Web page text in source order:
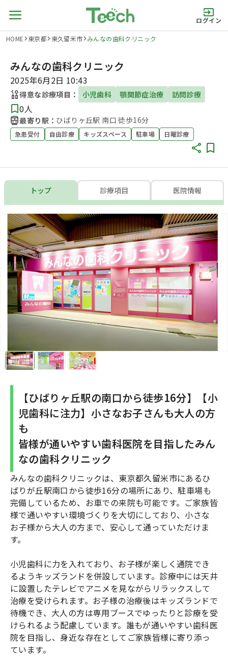
ログイン
HOME 東京都 東久留米市 みんなの歯科クリニック
みんなの歯科クリニック
2025年6月2日 10:43
得意な診療項目： 小児歯科 顎関節症治療 訪問診療
0人
最寄り駅： ひばりヶ丘駅 南口 徒歩16分
急患受付 自由診療 キッズスペース 駐車場 日曜診療
トップ 診療項目 医院情報
【ひばりヶ丘駅の南口から徒歩16分】【小
児歯科に注力】小さなお子さんも大人の方
も
皆様が通いやすい歯科医院を目指したみん
なの歯科クリニック
みんなの歯科クリニックは、東京都久留米市にあるひ
ばりが丘駅南口から徒歩16分の場所にあり、駐車場も
完備しているため、お車での来院も可能です。ご家族皆
様で通いやすい環境づくりを大切にしており、小さな
お子様から大人の方まで、安心して通っていただけま
す。
小児歯科に力を入れており、お子様が楽しく通院でき
るようキッズランドを併設しています。診療中には天井
に設置したテレビでアニメを見ながらリラックスして
治療を受けられます。お子様の治療後はキッズランドで
待機でき、大人の方は専用ブースでゆったりと診療を受
けられるよう配慮しています。誰もが通いやすい歯科医
院を目指し、身近な存在としてご家族皆様に寄り添っ
ています。